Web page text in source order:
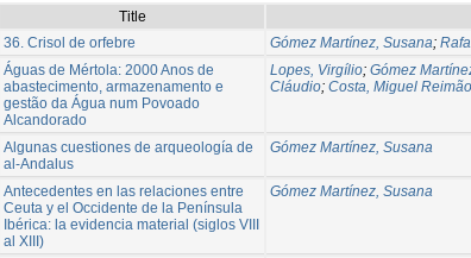
Title
36. Crisol de orfebre Gómez Martínez, Susana;
Águas de Mértola: 2000 Anos de
abastecimento, armazenamento e
gestão da Água num Povoado
Alcandorado
Lopes, Virgílio; Gómez
Cláudio; Costa, Miguel Reimão
Algunas cuestiones de arqueología de
al-Andalus
Gómez Martínez, Susana
Antecedentes en las relaciones entre
Ceuta y el Occidente de la Península
Ibérica: la evidencia material (siglos VIII
al XIII)
Gómez Martínez, Susana